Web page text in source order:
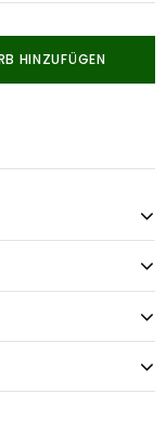
HINZUFÜGEN